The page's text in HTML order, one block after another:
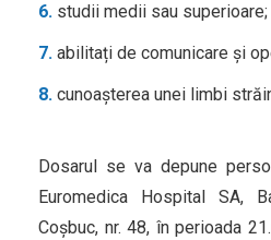
studii medii sau superioare;
abilitați de comunicare și
cunoașterea unei limbi
Dosarul se va depune
Euromedica Hospital SA,
Coșbuc, nr. 48, în perioada